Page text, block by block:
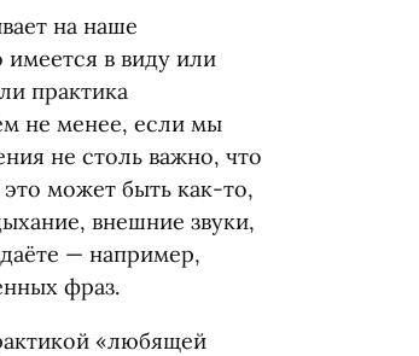
на наше
имеется в виду или
практика
не менее, если мы
не столь важно, что
может быть как-то,
внешние звуки,
— например,
фраз.
«любящей